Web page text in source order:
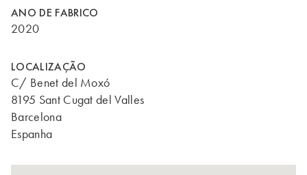
ANO DE FABRICO
2020
LOCALIZAÇÃO
C/ Benet del Moxó
8195 Sant Cugat del Valles
Barcelona
Espanha